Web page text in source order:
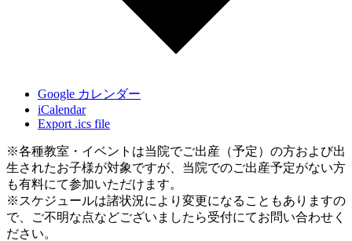
Google カレンダー
iCalendar
Export .ics file
※各種教室・イベントは当院でご出産（予定）の方および出
生されたお子様が対象ですが、当院でのご出産予定がない方
も有料にて参加いただけます。
※スケジュールは諸状況により変更になることもありますの
で、ご不明な点などございましたら受付にてお問い合わせく
ださい。